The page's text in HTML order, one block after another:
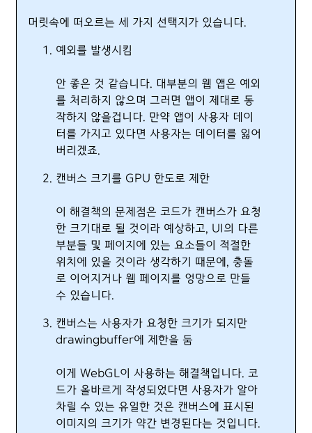
머릿속에 떠오르는 세 가지 선택지가 있습니다.
예외를 발생시킴
안 좋은 것 같습니다. 대부분의 웹 앱은 예외
를 처리하지 않으며 그러면 앱이 제대로 동
작하지 않을겁니다. 만약 앱이 사용자 데이
터를 가지고 있다면 사용자는 데이터를 잃어
버리겠죠.
캔버스 크기를 GPU 한도로 제한
이 해결책의 문제점은 코드가 캔버스가 요청
한 크기대로 될 것이라 예상하고, UI의 다른
부분들 및 페이지에 있는 요소들이 적절한
위치에 있을 것이라 생각하기 때문에, 충돌
로 이어지거나 웹 페이지를 엉망으로 만들
수 있습니다.
캔버스는 사용자가 요청한 크기가 되지만
drawingbuffer에 제한을 둠
이게 WebGL이 사용하는 해결책입니다. 코
드가 올바르게 작성되었다면 사용자가 알아
차릴 수 있는 유일한 것은 캔버스에 표시된
이미지의 크기가 약간 변경된다는 것입니다.